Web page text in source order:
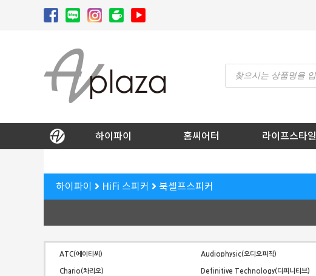
Products
search
하이파이 홈씨어터 라이프스타일
하이파이 HiFi 스피커 북셀프스피커
ATC(에이티씨) Audiophysic(오디오피직)
Chario(차리오) Definitive Technology(디피니티브)